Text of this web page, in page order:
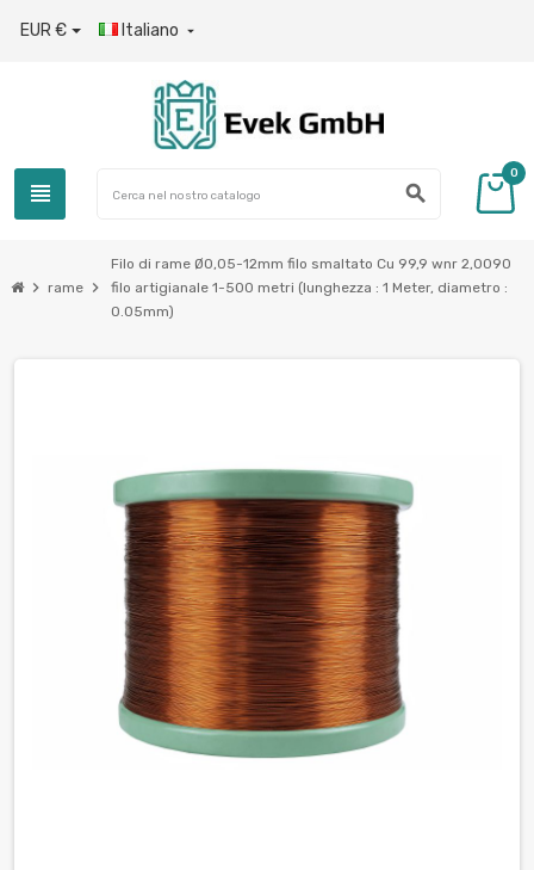
EUR € Italiano 
view_headline search
0
chevron_right rame chevron_right
Filo di rame Ø0,05-12mm filo smaltato Cu 99,9 wnr 2,0090
filo artigianale 1-500 metri (lunghezza : 1 Meter, diametro :
0.05mm)